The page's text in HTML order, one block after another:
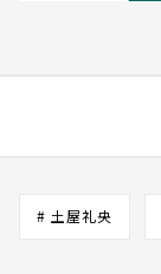
# 土屋礼央